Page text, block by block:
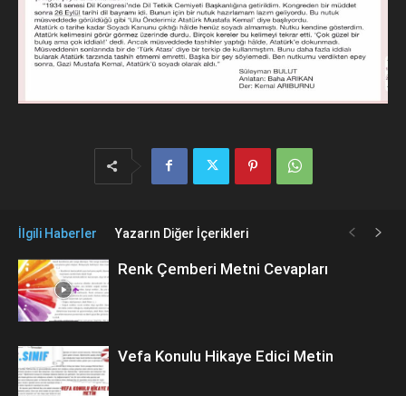
İlgili Haberler Yazarın Diğer İçerikleri
Renk Çemberi Metni Cevapları
Vefa Konulu Hikaye Edici Metin